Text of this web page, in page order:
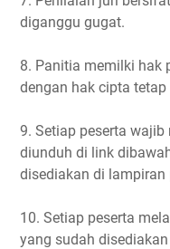
diganggu gugat.
8. Panitia memilki hak
dengan hak cipta
9. Setiap peserta
diunduh di link
disediakan di lampiran
10. Setiap peserta
yang sudah disediakan